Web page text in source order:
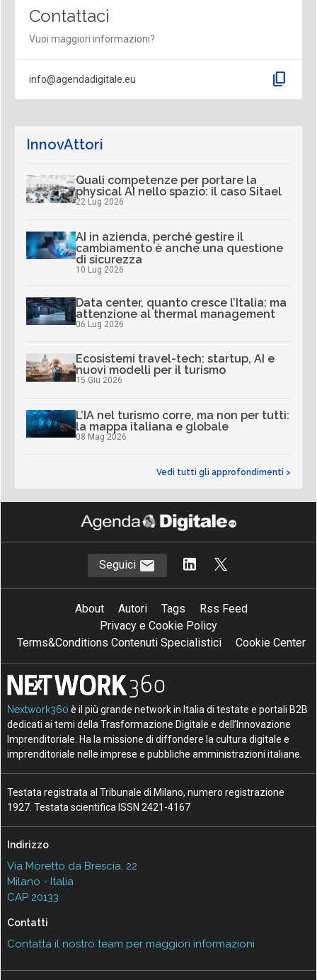
Contattaci
Vuoi maggiori informazioni?
info@agendadigitale.eu content_copy
InnovAttori
Quali competenze per portare la
physical AI nello spazio: il caso Sitael
22 Lug 2026
AI in azienda, perché gestire il
cambiamento è anche una questione
di sicurezza
10 Lug 2026
Data center, quanto cresce l’Italia: ma
attenzione al thermal management
06 Lug 2026
Ecosistemi travel-tech: startup, AI e
nuovi modelli per il turismo
15 Giu 2026
L’IA nel turismo corre, ma non per tutti:
la mappa italiana e globale
08 Mag 2026
Vedi tutti gli approfondimenti >
Seguici
About Autori Tags
Rss Feed
Privacy e Cookie Policy
Terms&Conditions Contenuti Specialistici
Cookie Center
Nextwork360 è il più grande network in Italia di testate e portali B2B
dedicati ai temi della Trasformazione Digitale e dell’Innovazione
Imprenditoriale. Ha la missione di diffondere la cultura digitale e
imprenditoriale nelle imprese e pubbliche amministrazioni italiane.
Testata registrata al Tribunale di Milano, numero registrazione
1927. Testata scientifica ISSN 2421-4167
Indirizzo
Via Moretto da Brescia, 22
Milano - Italia
CAP 20133
Contatti
Contatta il nostro team per maggiori informazioni